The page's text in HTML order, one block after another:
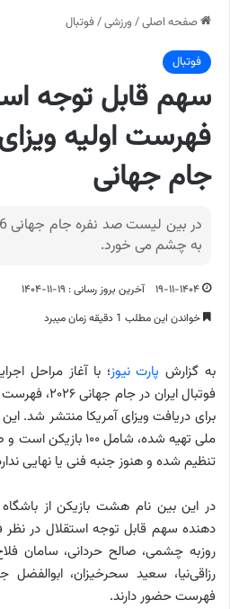
صفحه اصلی/ ورزشی/فوتبال
فوتبال
سهم قابل توجه
فهرست اولیه ویزای
جام جهانی
به چشم می خورد.
۱۹-۱۱-۱۴۰۴
آخرین بروز رسانی : ۱۹-۱۱-۱۴۰۴
خواندن این مطلب 1 دقیقه زمان میبرد
به گزارش پارت نیوز؛ با آغاز مراحل
فوتبال ایران
برای دریافت ویزای آمریکا منتشر شد.
ملی تهیه شده، شامل
تنظیم شده و هنوز جنبه فنی یا نهایی
در این بین نام هشت بازیکن از
دهنده سهم قابل توجه استقلال در
روزبه چشمی، صالح حردانی، سامان
رزاقی‌نیا، سعید سحرخیزان،
فهرست حضور دارند.